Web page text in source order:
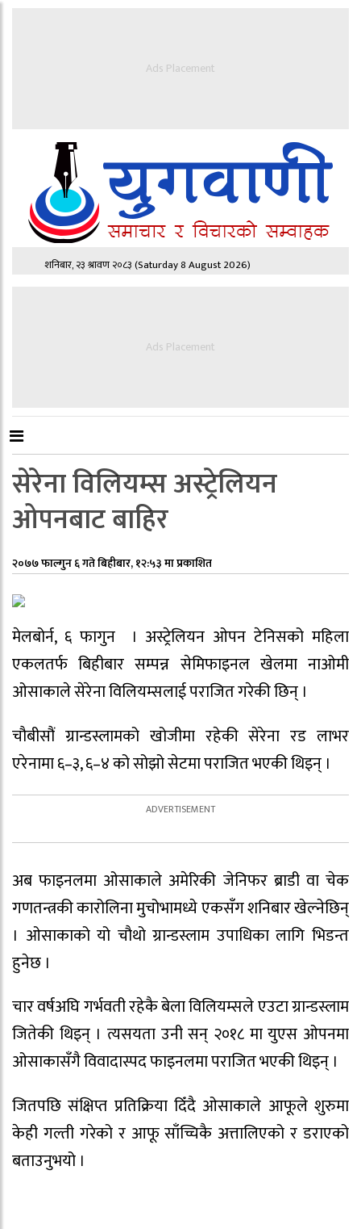
Ads Placement
शनिबार, २३ श्रावण २०८३(Saturday 8 August 2026)
Ads Placement
सेरेना विलियम्स अस्ट्रेलियन
ओपनबाट बाहिर
२०७७ फाल्गुन ६ गते बिहीबार, १२:५३ मा प्रकाशित
मेलबोर्न, ६ फागुन । अस्ट्रेलियन ओपन टेनिसको महिला
एकलतर्फ बिहीबार सम्पन्न सेमिफाइनल खेलमा नाओमी
ओसाकाले सेरेना विलियम्सलाई पराजित गरेकी छिन् ।
चौबीसौं ग्रान्डस्लामको खोजीमा रहेकी सेरेना रड लाभर
एरेनामा ६–३, ६–४ को सोझो सेटमा पराजित भएकी थिइन् ।
अब फाइनलमा ओसाकाले अमेरिकी जेनिफर ब्राडी वा चेक
गणतन्त्रकी कारोलिना मुचोभामध्ये एकसँग शनिबार खेल्नेछिन्
। ओसाकाको यो चौथो ग्रान्डस्लाम उपाधिका लागि भिडन्त
हुनेछ ।
चार वर्षअघि गर्भवती रहेकै बेला विलियम्सले एउटा ग्रान्डस्लाम
जितेकी थिइन् । त्यसयता उनी सन् २०१८ मा युएस ओपनमा
ओसाकासँगै विवादास्पद फाइनलमा पराजित भएकी थिइन् ।
जितपछि संक्षिप्त प्रतिक्रिया दिँदै ओसाकाले आफूले शुरुमा
केही गल्ती गरेको र आफू साँच्चिकै अत्तालिएको र डराएको
बताउनुभयो ।